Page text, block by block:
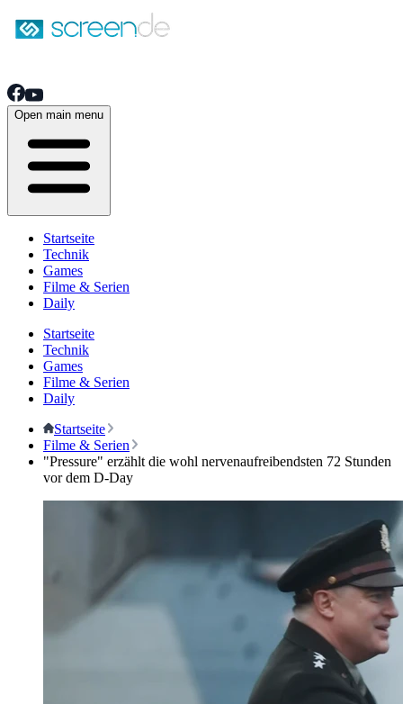
Open main menu
Startseite
Technik
Games
Filme & Serien
Daily
Startseite
Technik
Games
Filme & Serien
Daily
Startseite
Filme & Serien
"Pressure" erzählt die wohl nervenaufreibendsten 72 Stunden
vor dem D-Day